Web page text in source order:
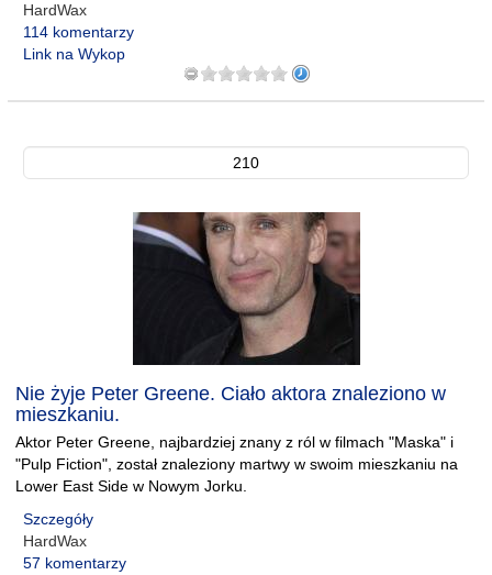
HardWax
114 komentarzy
Link na Wykop
210
Nie żyje Peter Greene. Ciało aktora znaleziono w
mieszkaniu.
Aktor Peter Greene, najbardziej znany z ról w filmach "Maska" i
"Pulp Fiction", został znaleziony martwy w swoim mieszkaniu na
Lower East Side w Nowym Jorku.
Szczegóły
HardWax
57 komentarzy